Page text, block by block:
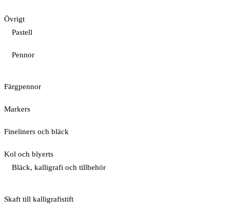
Övrigt
Pastell
Pennor
Färgpennor
Markers
Fineliners och bläck
Kol och blyerts
Bläck, kalligrafi och tillbehör
Skaft till kalligrafistift